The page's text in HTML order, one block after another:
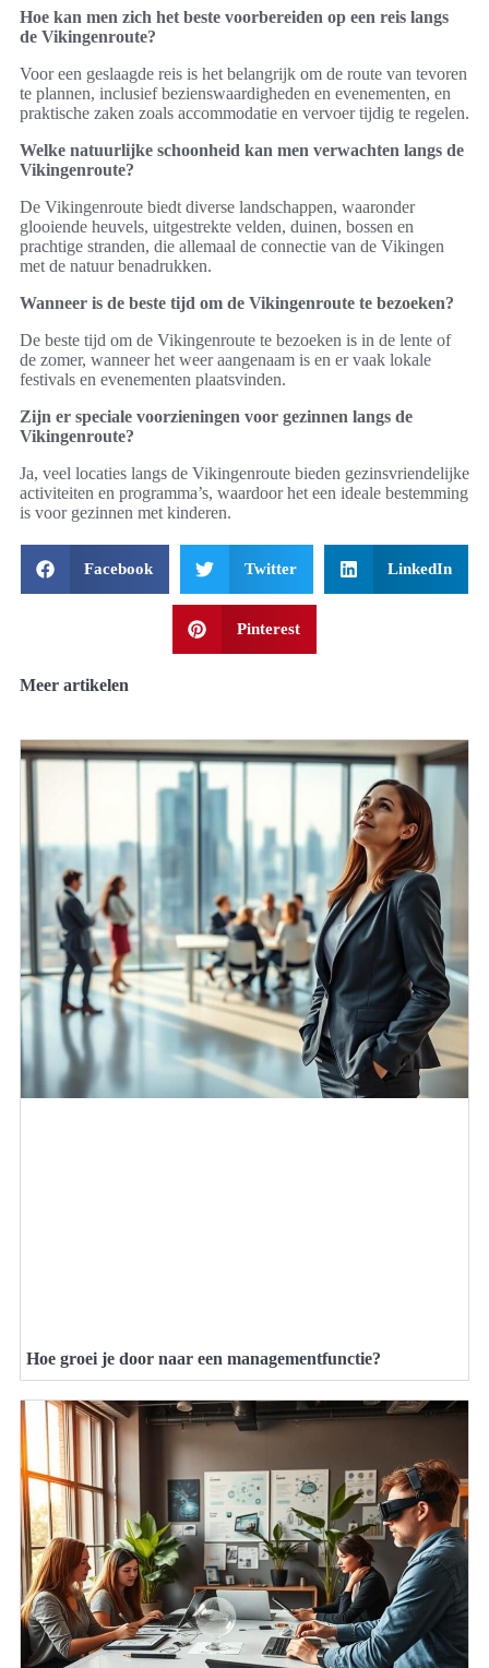
Hoe kan men zich het beste voorbereiden op een reis langs
de Vikingenroute?
Voor een geslaagde reis is het belangrijk om de route van tevoren
te plannen, inclusief bezienswaardigheden en evenementen, en
praktische zaken zoals accommodatie en vervoer tijdig te regelen.
Welke natuurlijke schoonheid kan men verwachten langs de
Vikingenroute?
De Vikingenroute biedt diverse landschappen, waaronder
glooiende heuvels, uitgestrekte velden, duinen, bossen en
prachtige stranden, die allemaal de connectie van de Vikingen
met de natuur benadrukken.
Wanneer is de beste tijd om de Vikingenroute te bezoeken?
De beste tijd om de Vikingenroute te bezoeken is in de lente of
de zomer, wanneer het weer aangenaam is en er vaak lokale
festivals en evenementen plaatsvinden.
Zijn er speciale voorzieningen voor gezinnen langs de
Vikingenroute?
Ja, veel locaties langs de Vikingenroute bieden gezinsvriendelijke
activiteiten en programma’s, waardoor het een ideale bestemming
is voor gezinnen met kinderen.
Facebook Twitter LinkedIn
Pinterest
Meer artikelen
Hoe groei je door naar een managementfunctie?